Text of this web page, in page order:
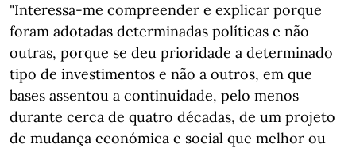
"Interessa-me compreender e explicar porque
foram adotadas determinadas políticas e não
outras, porque se deu prioridade a determinado
tipo de investimentos e não a outros, em que
bases assentou a continuidade, pelo menos
durante cerca de quatro décadas, de um projeto
de mudança económica e social que melhor ou